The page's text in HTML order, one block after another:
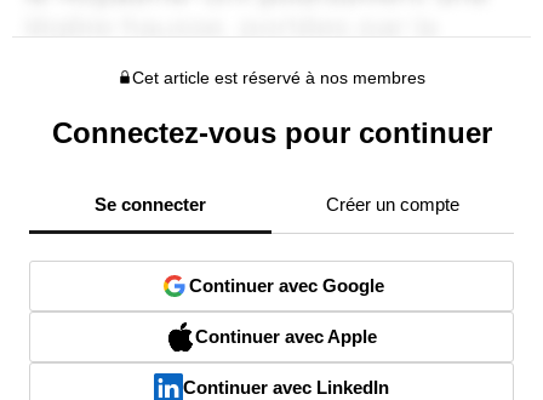
Cet article est réservé à nos membres
Connectez-vous pour continuer
Se connecter Créer un compte
Continuer avec Google
Continuer avec Apple
Continuer avec LinkedIn